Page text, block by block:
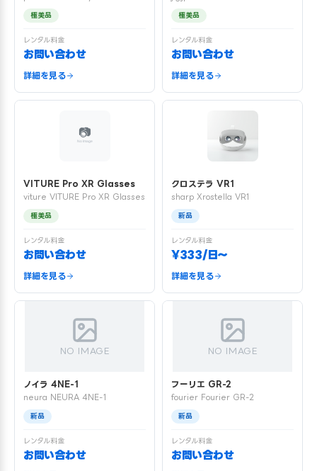
極美品
レンタル料金
お問い合わせ
詳細を見る
極美品
レンタル料金
お問い合わせ
詳細を見る
VITURE Pro XR Glasses
viture VITURE Pro XR Glasses
極美品
レンタル料金
お問い合わせ
詳細を見る
クロステラ VR1
sharp Xrostella VR1
新品
レンタル料金
¥333/日〜
詳細を見る
NO IMAGE
ノイラ 4NE-1
neura NEURA 4NE-1
新品
レンタル料金
お問い合わせ
NO IMAGE
フーリエ GR-2
fourier Fourier GR-2
新品
レンタル料金
お問い合わせ